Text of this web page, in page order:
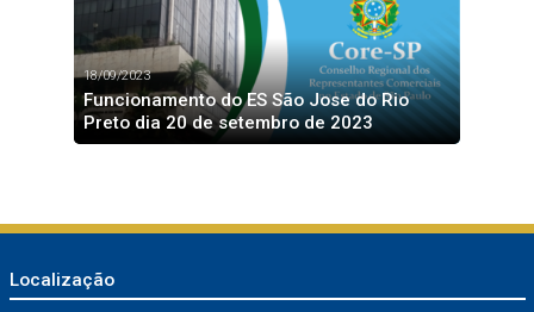
18/09/2023
Funcionamento do ES São Jose do Rio
Preto dia 20 de setembro de 2023
Localização